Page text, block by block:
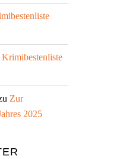
Zur
2025